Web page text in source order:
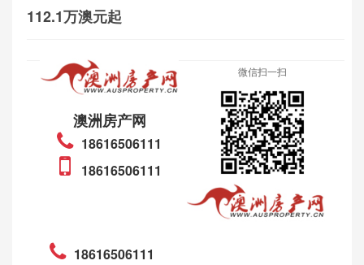
112.1万澳元起
澳洲房产网
18616506111
18616506111
微信扫一扫
18616506111